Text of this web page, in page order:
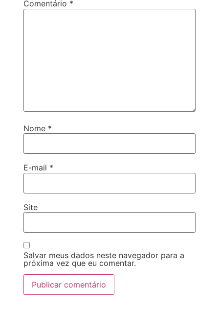
Comentário *
Nome *
E-mail *
Site
Salvar meus dados neste navegador para a
próxima vez que eu comentar.